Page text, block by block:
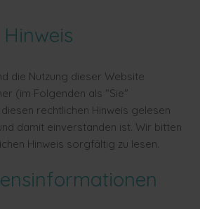
die Nutzung dieser Website
(im Folgenden als "Sie"
rechtlichen Hinweis gelesen
damit einverstanden ist. Wir bitten
Hinweis sorgfältig zu lesen.